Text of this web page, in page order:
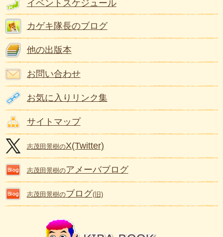
イベントスケジュール
カゲキ隊長のブログ
他の出版本
お問い合わせ
お気に入りリンク集
サイトマップ
志茂田景樹のX(Twitter)
志茂田景樹のアメーバブログ
志茂田景樹のブログ(旧)